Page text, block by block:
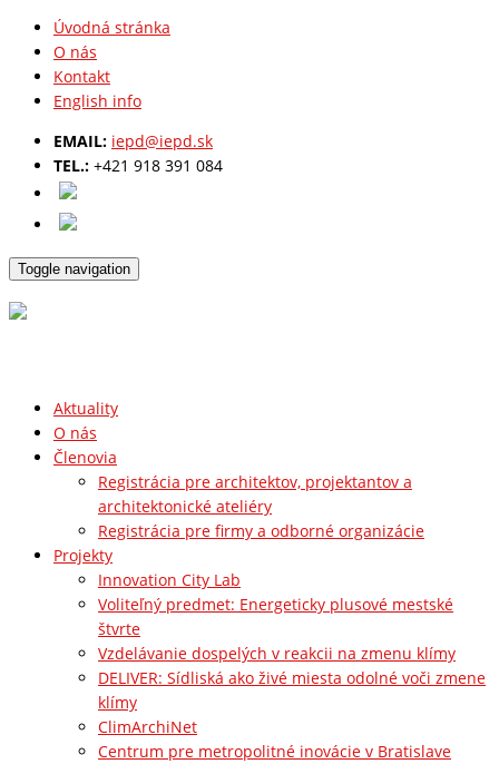
Úvodná stránka
O nás
Kontakt
English info
EMAIL: iepd@iepd.sk
TEL.: +421 918 391 084
Toggle navigation
Aktuality
O nás
Členovia
Registrácia pre architektov, projektantov a
architektonické ateliéry
Registrácia pre firmy a odborné organizácie
Projekty
Innovation City Lab
Voliteľný predmet: Energeticky plusové mestské
štvrte
Vzdelávanie dospelých v reakcii na zmenu klímy
DELIVER: Sídliská ako živé miesta odolné voči zmene
klímy
ClimArchiNet
Centrum pre metropolitné inovácie v Bratislave